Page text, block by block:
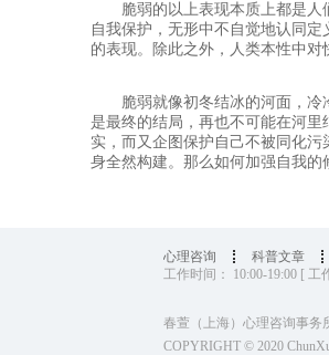
脆弱的以上表现本质上都是
自我保护，无形中不自觉地认同
的表现。除此之外，人类本性中对
脆弱就像初冬结冰的河面，
是最终的结局，再也不可能在河
实，而又企图保护自己不被同化
身全然构建。那么如何加强自我的
心理咨询 科普文章
工作时间： 10:00-19:00 [ 工
春萱（上海）心理咨询事
COPYRIGHT © 2020